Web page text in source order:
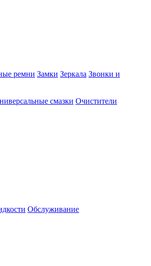
ремни Замки Зеркала Звонки и
смазки Очистители
Обслуживание